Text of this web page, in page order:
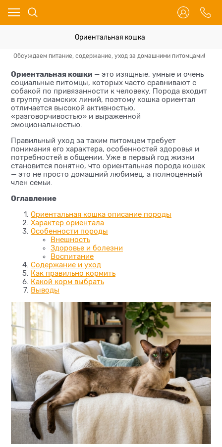
Ориентальная кошка
Обсуждаем питание, содержание, уход за домашними питомцами!
Ориентальная кошки — это изящные, умные и очень
социальные питомцы, которых часто сравнивают с
собакой по привязанности к человеку. Порода входит
в группу сиамских линий, поэтому кошка ориентал
отличается высокой активностью,
«разговорчивостью» и выраженной
эмоциональностью.
Правильный уход за таким питомцем требует
понимания его характера, особенностей здоровья и
потребностей в общении. Уже в первый год жизни
становится понятно, что ориентальная порода кошек
— это не просто домашний любимец, а полноценный
член семьи.
Оглавление
Ориентальная кошка описание породы
Характер ориентала
Особенности породы
Внешность
Здоровье и болезни
Воспитание
Содержание и уход
Как правильно кормить
Какой корм выбрать
Выводы